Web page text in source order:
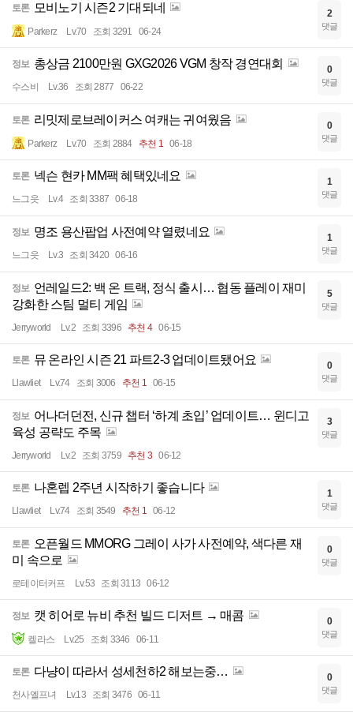
토론 모비노기 시즌2 기대되네
Parkerz Lv.70 조회 3291 06-24
2
댓글
정보 총상금 2100만원 GXG2026 VGM 창작 경연대회
수스비 Lv.36 조회 2877 06-22
0
댓글
토론 리밋제로브레이커스 여캐는 귀여웠음
Parkerz Lv.70 조회 2884 추천 1 06-18
0
댓글
토론 넥슨 현카 MM팩 혜택있네요
느그읏 Lv.4 조회 3387 06-18
1
댓글
정보 명조 용산팝업 사전예약 열렸네요
느그읏 Lv.3 조회 3420 06-16
1
댓글
정보 언레일드2: 백 온 트랙, 정식 출시… 협동 플레이 재미
강화한 스팀 멀티 게임
Jerryworld Lv.2 조회 3396 추천 4 06-15
5
댓글
토론 뮤 온라인 시즌 21 파트2-3 업데이트됐어요
Llawliet Lv.74 조회 3006 추천 1 06-15
0
댓글
정보 어나더던전, 신규 챕터 ‘하계 초입’ 업데이트… 윈디고
육성 공략도 주목
Jerryworld Lv.2 조회 3759 추천 3 06-12
3
댓글
토론 나혼렙 2주년 시작하기 좋습니다
Llawliet Lv.74 조회 3549 추천 1 06-12
1
댓글
토론 오픈월드 MMORG 그레이 사가 사전예약, 색다른 재
미 속으로
로테이터커프 Lv.53 조회 3113 06-12
0
댓글
정보 캣 히어로 뉴비 추천 빌드 디저트 → 매콤
켈라스 Lv.25 조회 3346 06-11
0
댓글
토론 다냥이 따라서 성세천하2 해보는중…
천사엘프녀 Lv.13 조회 3476 06-11
0
댓글